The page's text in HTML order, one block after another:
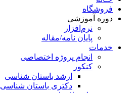
فروشگاه
دوره آموزشی
نرم‌افزار
پایان نامه/مقاله
خدمات
انجام پروژه اختصاصی
کنکور
ارشد باستان شناسی
دکتری باستان شناسی